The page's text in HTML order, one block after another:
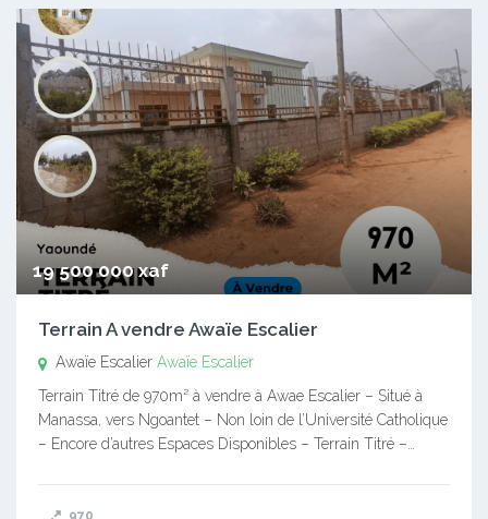
19 500 000 xaf
Terrain A vendre Awaïe Escalier
Awaïe Escalier Awaïe Escalier
Terrain Titré de 970m² à vendre à Awae Escalier – Situé à
Manassa, vers Ngoantet – Non loin de l’Université Catholique
– Encore d’autres Espaces Disponibles – Terrain Titré –…